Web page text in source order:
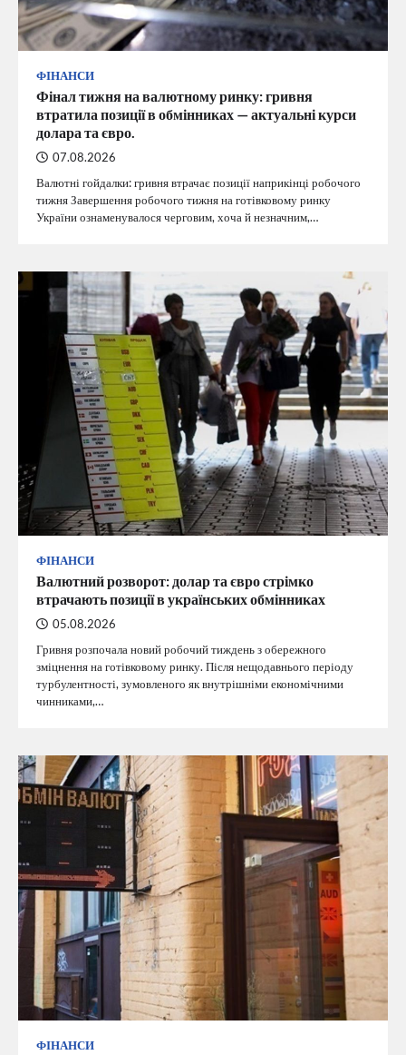
ФІНАНСИ
Фінал тижня на валютному ринку: гривня
втратила позиції в обмінниках — актуальні курси
долара та євро.
07.08.2026
Валютні гойдалки: гривня втрачає позиції наприкінці робочого
тижня Завершення робочого тижня на готівковому ринку
України ознаменувалося черговим, хоча й незначним,…
ФІНАНСИ
Валютний розворот: долар та євро стрімко
втрачають позиції в українських обмінниках
05.08.2026
Гривня розпочала новий робочий тиждень з обережного
зміцнення на готівковому ринку. Після нещодавнього періоду
турбулентності, зумовленого як внутрішніми економічними
чинниками,…
ФІНАНСИ